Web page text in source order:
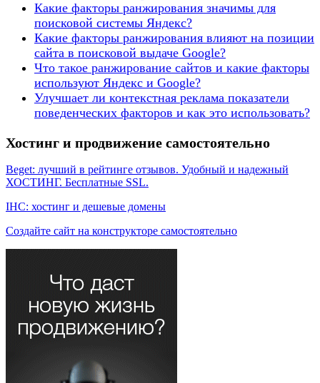
Какие факторы ранжирования значимы для
поисковой системы Яндекс?
Какие факторы ранжирования влияют на позиции
сайта в поисковой выдаче Google?
Что такое ранжирование сайтов и какие факторы
используют Яндекс и Google?
Улучшает ли контекстная реклама показатели
поведенческих факторов и как это использовать?
Хостинг и продвижение самостоятельно
Beget: лучший в рейтинге отзывов. Удобный и надежный
ХОСТИНГ. Бесплатные SSL.
IHC: хостинг и дешевые домены
Создайте сайт на конструкторе самостоятельно